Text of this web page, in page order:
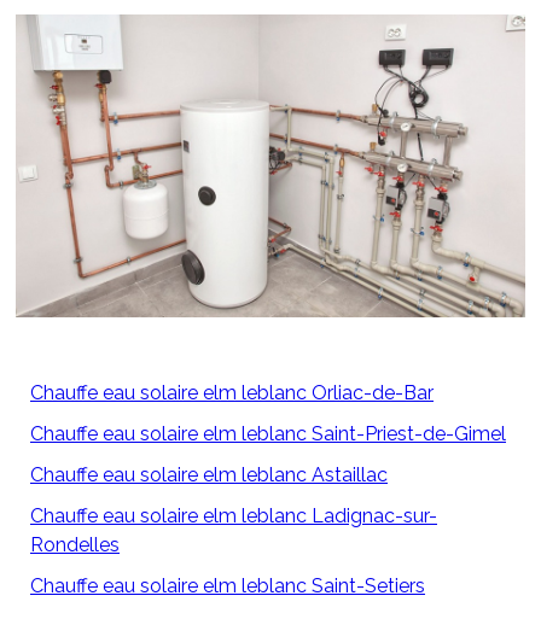
Chauffe eau solaire elm leblanc Orliac-de-Bar
Chauffe eau solaire elm leblanc Saint-Priest-de-Gimel
Chauffe eau solaire elm leblanc Astaillac
Chauffe eau solaire elm leblanc Ladignac-sur-
Rondelles
Chauffe eau solaire elm leblanc Saint-Setiers